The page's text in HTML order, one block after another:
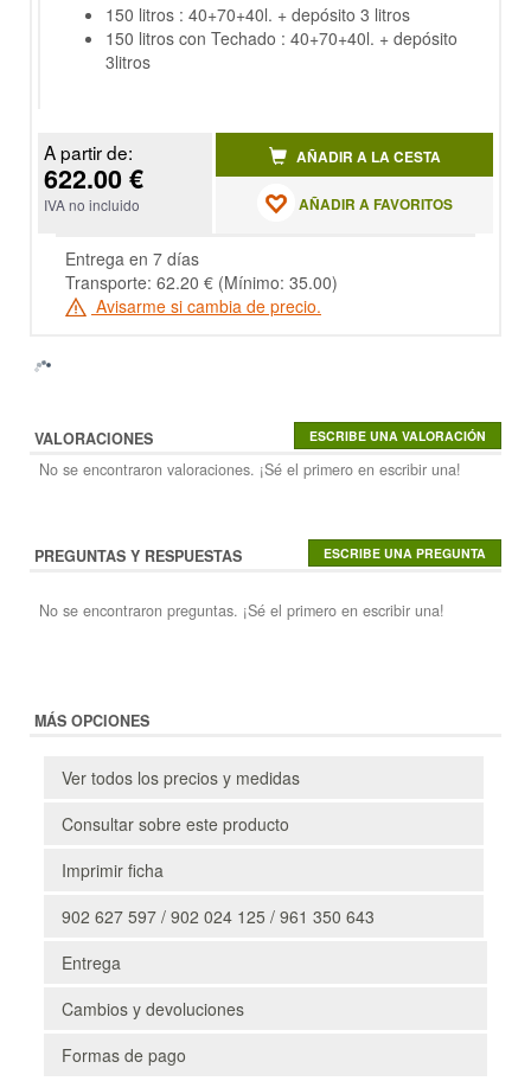
150 litros : 40+70+40l. + depósito 3 litros
150 litros con Techado : 40+70+40l. + depósito
3litros
A partir de:
622.00 €
IVA no incluido
AÑADIR A LA CESTA
AÑADIR A FAVORITOS
Entrega en 7 días
Transporte: 62.20 € (Mínimo: 35.00)
Avisarme si cambia de precio.
VALORACIONES
No se encontraron valoraciones. ¡Sé el primero en escribir una!
PREGUNTAS Y RESPUESTAS
No se encontraron preguntas. ¡Sé el primero en escribir una!
MÁS OPCIONES
Ver todos los precios y medidas
Consultar sobre este producto
Imprimir ficha
902 627 597 / 902 024 125 / 961 350 643
Entrega
Cambios y devoluciones
Formas de pago